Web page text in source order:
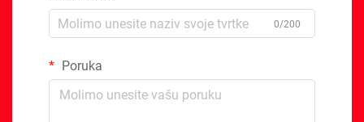
0/200
Poruka